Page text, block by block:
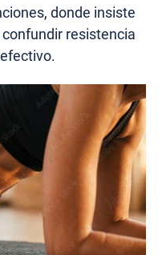
donde insiste
resistencia